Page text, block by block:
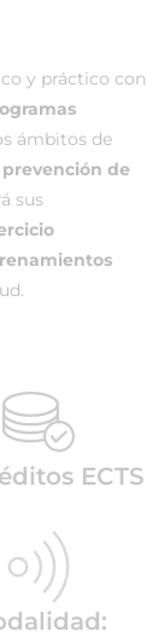
y práctico con
ámbitos de
prevención de
sus
ECTS